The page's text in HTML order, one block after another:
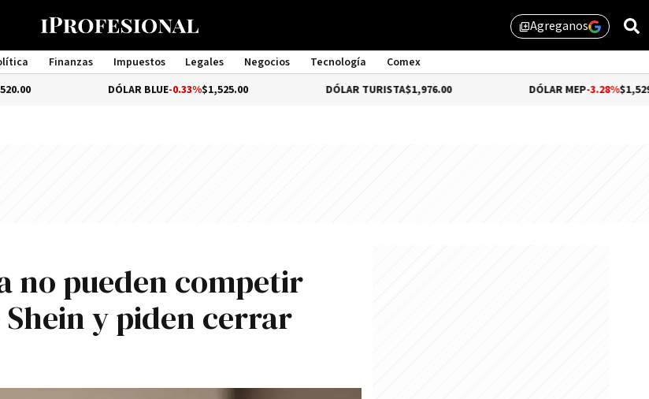
library_addAgreganos
Finanzas Impuestos Legales Negocios Tecnología
Comex
Management
-0.33%$1,525.00 DÓLAR TURISTA$1,976.00 -3.28%$1,529.31
no pueden competir
y piden cerrar